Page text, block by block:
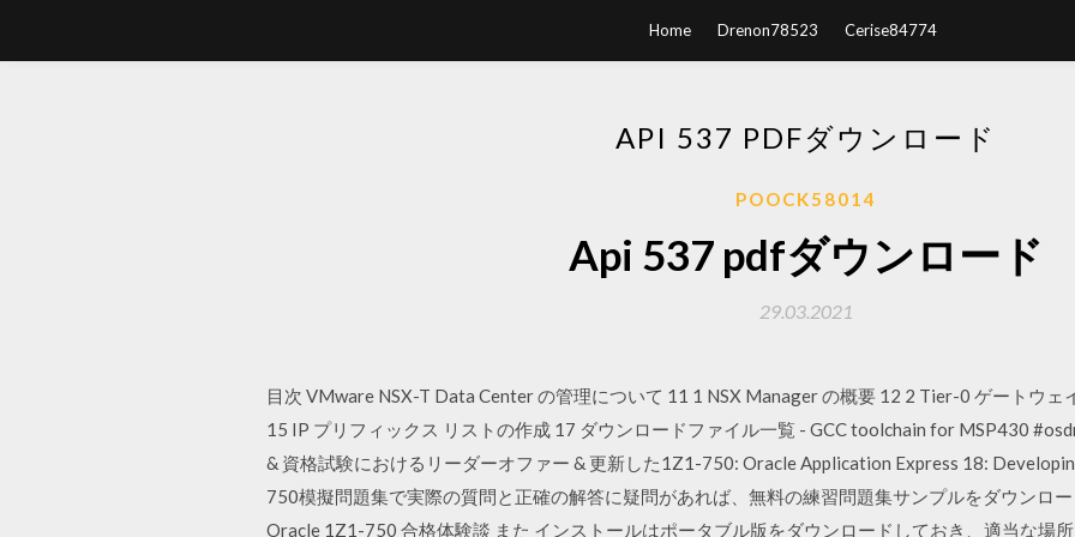
Home Drenon78523 Cerise84774
API 537 PDFダウンロード
POOCK58014
Api 537 pdfダウンロード
29.03.2021
目次 VMware NSX-T Data Center の管理について 11 1 NSX Manager の概要 12 2 Tier-0 ゲートウ
15 IP プリフィックス リストの作成 17 ダウンロードファイル一覧 - GCC toolchain for MSP430
& 資格試験におけるリーダーオファー & 更新した1Z1-750: Oracle Application Express 18:
750模擬問題集で実際の質問と正確の解答に疑問があれば、無料の練習問題集サンプルをダウンロ
Oracle 1Z1-750 合格体験談 また インストールはポータブル版をダウンロードしておき、適当な場